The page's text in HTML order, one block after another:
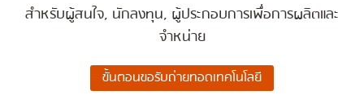
สำหรับผู้สนใจ, นักลงทุน, ผู้ประกอบการเพื่อการผลิตและ
จำหน่าย